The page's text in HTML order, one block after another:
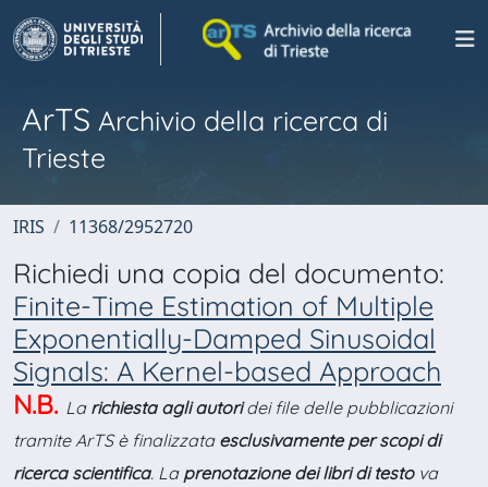
ArTS Archivio della ricerca di
Trieste
IRIS 11368/2952720
Richiedi una copia del documento:
Finite-Time Estimation of Multiple
Exponentially-Damped Sinusoidal
Signals: A Kernel-based Approach
N.B. La richiesta agli autoridei file delle pubblicazioni
tramite ArTS è finalizzata esclusivamente per scopi di
ricerca scientifica. La prenotazione dei libri di testova